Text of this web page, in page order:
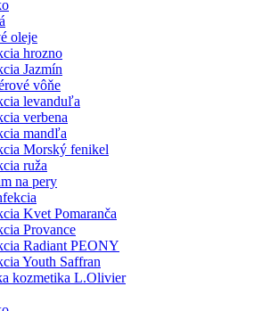
oleje
hrozno
Jazmín
vôňe
levanduľa
verbena
mandľa
Morský fenikel
ruža
na pery
Kvet Pomaranča
Provance
Radiant PEONY
Youth Saffran
kozmetika L.Olivier